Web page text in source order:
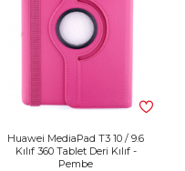
Huawei MediaPad T3 10 / 9.6
Kılıf 360 Tablet Deri Kılıf -
Pembe